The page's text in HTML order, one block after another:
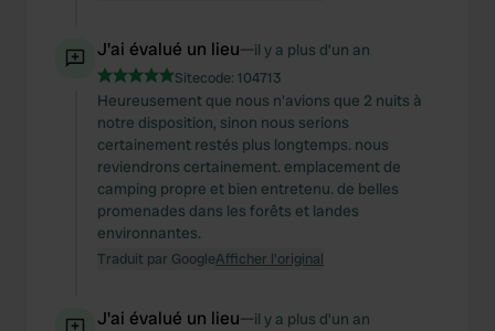
J'ai évalué un lieu—il y a plus d’un an
Sitecode: 104713
Heureusement que nous n'avions que 2 nuits à
notre disposition, sinon nous serions
certainement restés plus longtemps. nous
reviendrons certainement. emplacement de
camping propre et bien entretenu. de belles
promenades dans les forêts et landes
environnantes.
Traduit par GoogleAfficher l'original
J'ai évalué un lieu—il y a plus d’un an